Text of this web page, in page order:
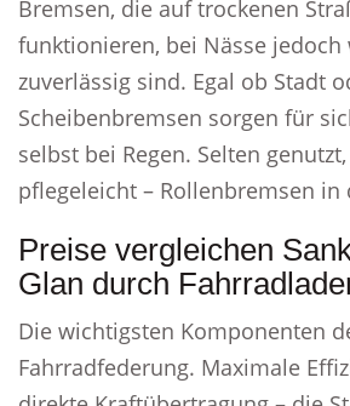
Bremsen, die auf trockenen
funktionieren, bei Nässe jedoch
zuverlässig sind. Egal ob Stadt
Scheibenbremsen sorgen für
selbst bei Regen. Selten
pflegeleicht – Rollenbremsen in
Preise vergleichen
Glan durch
Die wichtigsten Komponenten
Fahrradfederung. Maximale